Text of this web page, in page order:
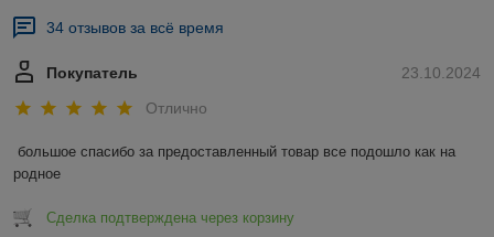
34 отзывов за всё время
23.10.2024
Покупатель
Отлично
большое спасибо за предоставленный товар все подошло как на
родное
Сделка подтверждена через корзину